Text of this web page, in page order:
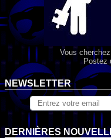
Vous
Postez
NEWSLETTER
DERNIÈRES